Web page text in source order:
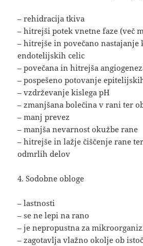
– rehidracija tkiva
– hitrejši potek vnetne faze (več
– hitrejše in povečano nastajanje
endotelijskih celic
– povečana in hitrejša
– pospešeno potovanje
– vzdrževanje kislega pH
– zmanjšana bolečina v rani ter
– manj prevez
– manjša nevarnost okužbe rane
– hitrejše in lažje čiščenje rane
odmrlih delov
4. Sodobne obloge
– lastnosti
– se ne lepi na rano
– je nepropustna za
– zagotavlja vlažno okolje ob